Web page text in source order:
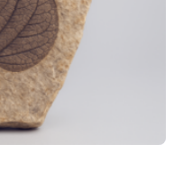
entscheidend ist. Die
in der